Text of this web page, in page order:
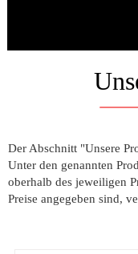
Der Abschnitt "Unsere
Unter den genannten
oberhalb des jeweiligen
Preise angegeben sind,